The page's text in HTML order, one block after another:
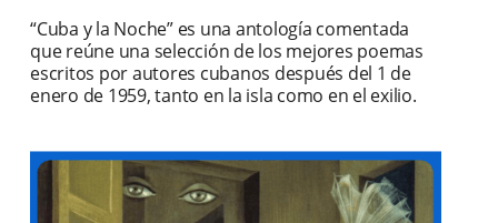
“Cuba y la Noche” es una antología comentada
que reúne una selección de los mejores poemas
escritos por autores cubanos después del 1 de
enero de 1959, tanto en la isla como en el exilio.